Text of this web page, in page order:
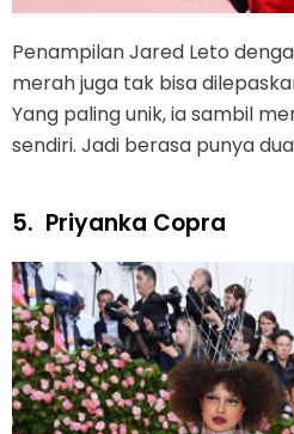
Penampilan Jared Leto
merah juga tak bisa
Yang paling unik, ia sambil
sendiri. Jadi berasa punya
5. Priyanka Copra